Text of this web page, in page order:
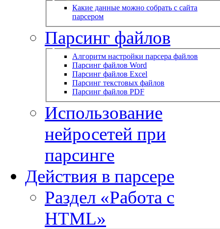
Какие данные можно собрать с сайта
парсером
Парсинг файлов
Алгоритм настройки парсера файлов
Парсинг файлов Word
Парсинг файлов Excel
Парсинг текстовых файлов
Парсинг файлов PDF
Использование
нейросетей при
парсинге
Действия в парсере
Раздел «Работа с
HTML»